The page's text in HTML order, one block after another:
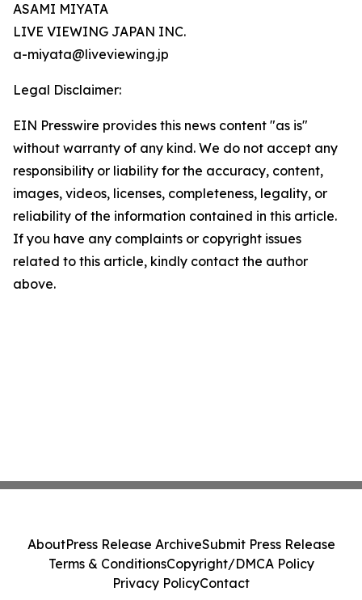
ASAMI MIYATA
LIVE VIEWING JAPAN INC.
a-miyata@liveviewing.jp
Legal Disclaimer:
EIN Presswire provides this news content "as is"
without warranty of any kind. We do not accept any
responsibility or liability for the accuracy, content,
images, videos, licenses, completeness, legality, or
reliability of the information contained in this article.
If you have any complaints or copyright issues
related to this article, kindly contact the author
above.
AboutPress Release ArchiveSubmit Press Release
Terms & ConditionsCopyright/DMCA Policy
Privacy PolicyContact